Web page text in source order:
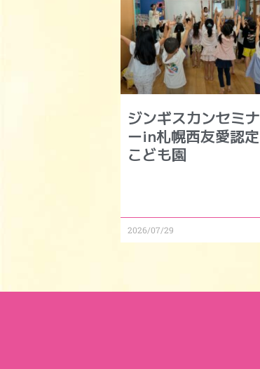
ジンギスカンセミナ
ーin札幌西友愛認定
こども園
2026/07/29